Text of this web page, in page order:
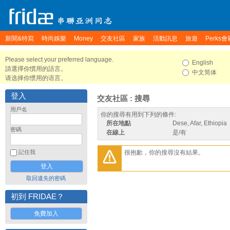
新聞&特寫 時尚娛樂 Money 交友社區 家族 活動訊息 旅遊 Perks會
Please select your preferred language.
請選擇你慣用的語言。
请选择你惯用的语言。
English
中文简体
登入
用戶名
密碼
記住我
取回遺失的密碼
初到 FRIDAE？
免費加入
交友社區 : 搜尋
你的搜尋有用到下列的條件:
所在地點
Dese, Afar, Ethiopia
在線上
是/有
很抱歉，你的搜尋沒有結果。